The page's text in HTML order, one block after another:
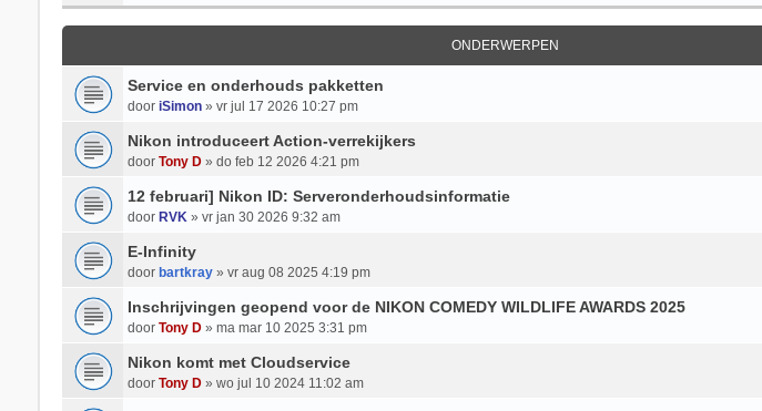
ONDERWERPEN
Service en onderhouds pakketten
door iSimon» vr jul 17 2026 10:27 pm
Nikon introduceert Action-verrekijkers
door Tony D» do feb 12 2026 4:21 pm
12 februari] Nikon ID: Serveronderhoudsinformatie
door RVK» vr jan 30 2026 9:32 am
E-Infinity
door bartkray» vr aug 08 2025 4:19 pm
Inschrijvingen geopend voor de NIKON COMEDY WILDLIFE AWARDS 2025
door Tony D» ma mar 10 2025 3:31 pm
Nikon komt met Cloudservice
door Tony D» wo jul 10 2024 11:02 am